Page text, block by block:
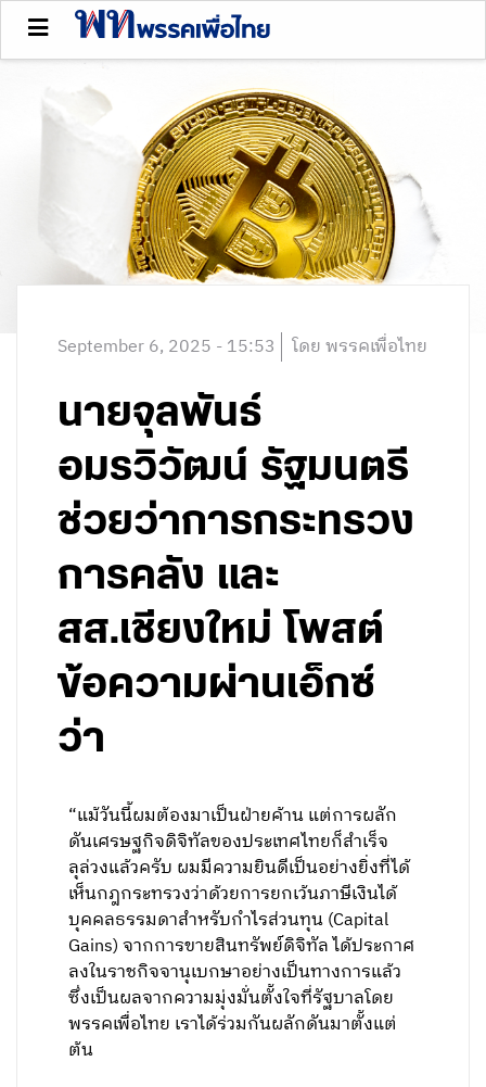
September 6, 2025 - 15:53 โดย พรรคเพื่อไทย
นายจุลพันธ์
อมรวิวัฒน์ รัฐมนตรี
ช่วยว่าการกระทรวง
การคลัง และ
สส.เชียงใหม่ โพสต์
ข้อความผ่านเอ็กซ์
ว่า
“แม้วันนี้ผมต้องมาเป็นฝ่ายค้าน แต่การผลัก
ดันเศรษฐกิจดิจิทัลของประเทศไทยก็สำเร็จ
ลุล่วงแล้วครับ ผมมีความยินดีเป็นอย่างยิ่งที่ได้
เห็นกฎกระทรวงว่าด้วยการยกเว้นภาษีเงินได้
บุคคลธรรมดาสำหรับกำไรส่วนทุน (Capital
Gains) จากการขายสินทรัพย์ดิจิทัล ได้ประกาศ
ลงในราชกิจจานุเบกษาอย่างเป็นทางการแล้ว
ซึ่งเป็นผลจากความมุ่งมั่นตั้งใจที่รัฐบาลโดย
พรรคเพื่อไทย เราได้ร่วมกันผลักดันมาตั้งแต่
ต้น